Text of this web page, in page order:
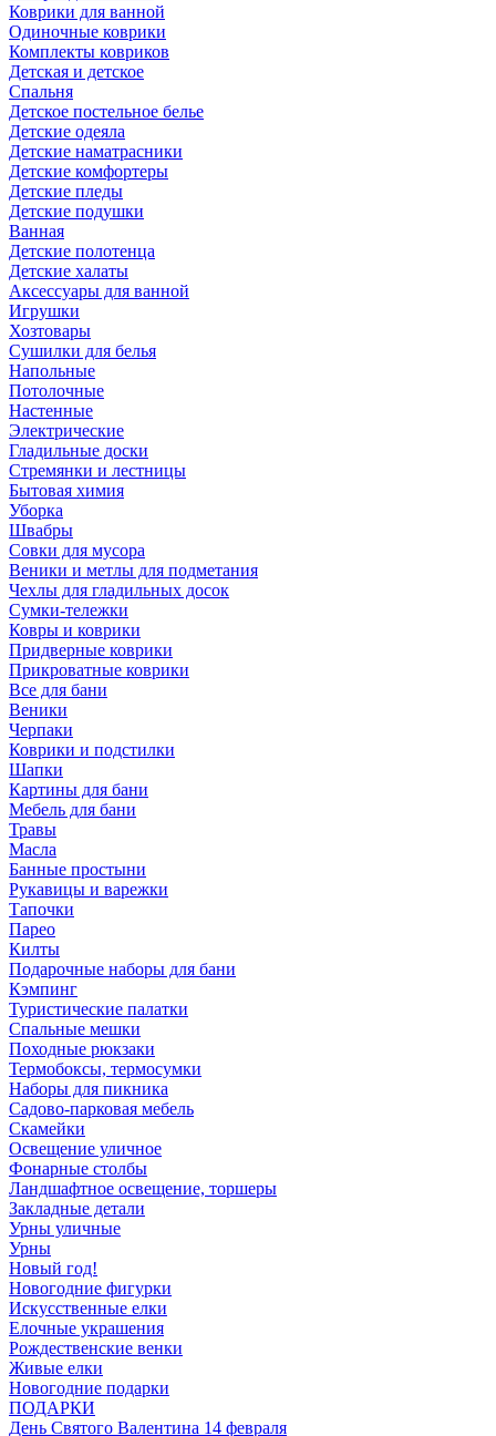
Коврики для ванной
Одиночные коврики
Комплекты ковриков
Детская и детское
Спальня
Детское постельное белье
Детские одеяла
Детские наматрасники
Детские комфортеры
Детские пледы
Детские подушки
Ванная
Детские полотенца
Детские халаты
Аксессуары для ванной
Игрушки
Хозтовары
Сушилки для белья
Напольные
Потолочные
Настенные
Электрические
Гладильные доски
Стремянки и лестницы
Бытовая химия
Уборка
Швабры
Совки для мусора
Веники и метлы для подметания
Чехлы для гладильных досок
Сумки-тележки
Ковры и коврики
Придверные коврики
Прикроватные коврики
Все для бани
Веники
Черпаки
Коврики и подстилки
Шапки
Картины для бани
Мебель для бани
Травы
Масла
Банные простыни
Рукавицы и варежки
Тапочки
Парео
Килты
Подарочные наборы для бани
Кэмпинг
Туристические палатки
Спальные мешки
Походные рюкзаки
Термобоксы, термосумки
Наборы для пикника
Садово-парковая мебель
Скамейки
Освещение уличное
Фонарные столбы
Ландшафтное освещение, торшеры
Закладные детали
Урны уличные
Урны
Новый год!
Новогодние фигурки
Искусственные елки
Елочные украшения
Рождественские венки
Живые елки
Новогодние подарки
ПОДАРКИ
День Святого Валентина 14 февраля